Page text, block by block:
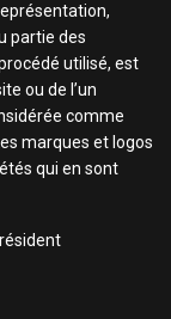
partie des
utilisé, est
ou de l’un
comme
marques et logos
qui en sont